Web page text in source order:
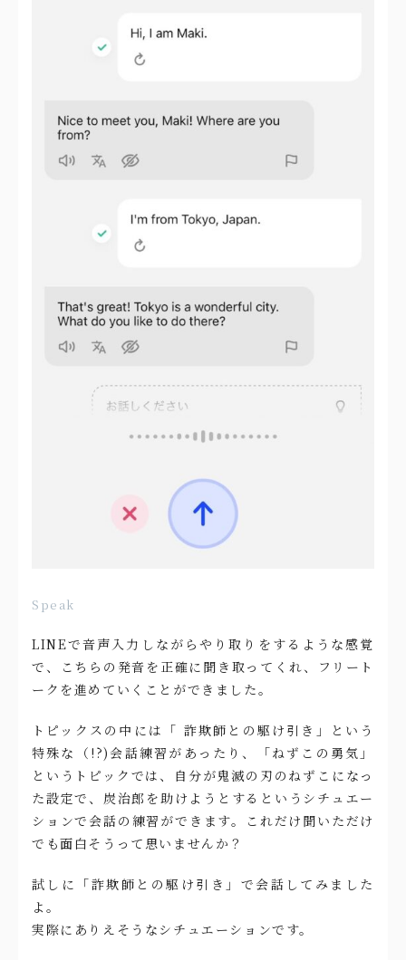
Speak
LINEで音声入力しながらやり取りをするような感覚
で、こちらの発音を正確に聞き取ってくれ、フリート
ークを進めていくことができました。
トピックスの中には「 詐欺師との駆け引き」という
特殊な（!?)会話練習があったり、「ねずこの勇気」
というトピックでは、自分が鬼滅の刃のねずこになっ
た設定で、炭治郎を助けようとするというシチュエー
ションで会話の練習ができます。これだけ聞いただけ
でも面白そうって思いませんか？
試しに「詐欺師との駆け引き」で会話してみました
よ。
実際にありえそうなシチュエーションです。